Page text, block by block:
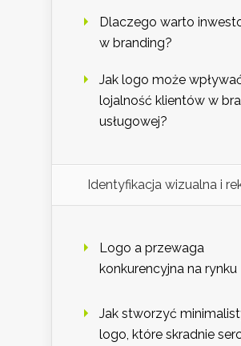
Dlaczego warto
w branding?
Jak logo może
lojalność klientów w
usługowej?
Identyfikacja wizualna i
Logo a przewaga
konkurencyjna na rynku
Jak stworzyć
logo, które skradnie